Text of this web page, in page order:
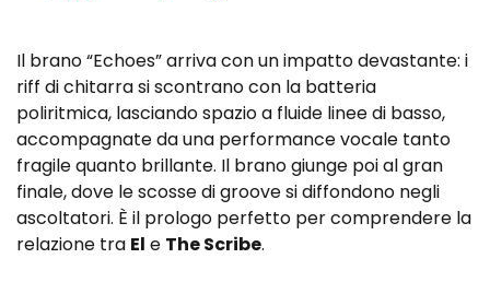
Il brano “Echoes” arriva con un impatto devastante: i
riff di chitarra si scontrano con la batteria
poliritmica, lasciando spazio a fluide linee di basso,
accompagnate da una performance vocale tanto
fragile quanto brillante. Il brano giunge poi al gran
finale, dove le scosse di groove si diffondono negli
ascoltatori. È il prologo perfetto per comprendere la
relazione tra El e The Scribe.